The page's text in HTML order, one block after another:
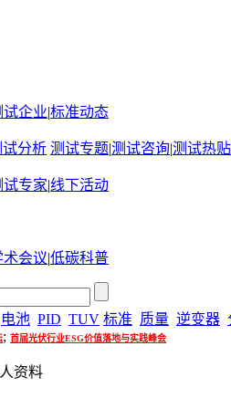
试企业|标准动态
试分析 测试专题|测试咨询|测试热贴
试专家|线下活动
术会议|低碳科普
电池 PID TUV 标准 质量 逆变器
; 首届光伏行业ESG价值落地与实践峰会
资料